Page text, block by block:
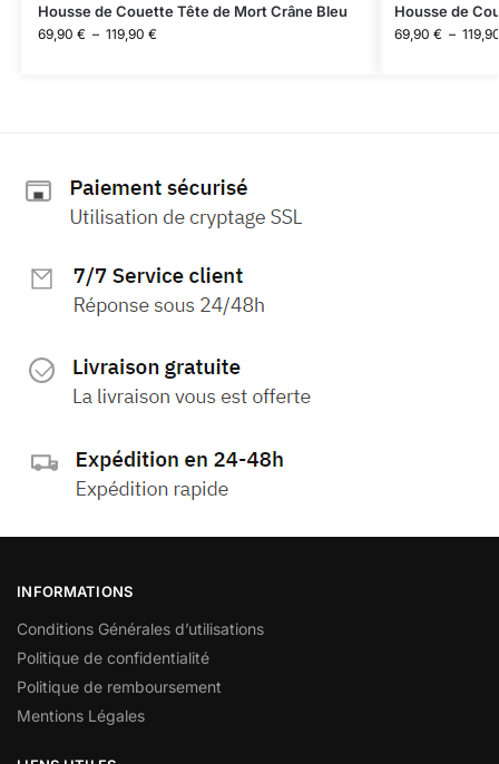
Housse de Couette Tête de Mort Crâne Bleu
69,90 € – 119,90 €
Housse de
69,90 € –
INFORMATIONS
Conditions Générales d’utilisations
Politique de confidentialité
Politique de remboursement
Mentions Légales